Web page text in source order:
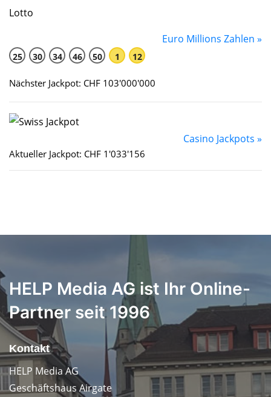
Euro Millions Zahlen »
25 30 34 46 50 1 12
Nächster Jackpot: CHF 103'000'000
Casino Jackpots »
Aktueller Jackpot: CHF 1'033'156
HELP Media AG ist Ihr Online-
Partner seit 1996
Kontakt
HELP Media AG
Geschäftshaus Airgate